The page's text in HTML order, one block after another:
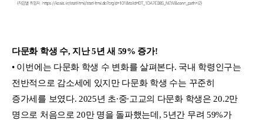
다문화 학생 수, 지난 5년 새 59% 증가!
• 이번에는 다문화 학생 수 변화를 살펴본다. 국내 학령인구는
전반적으로 감소세에 있지만 다문화 학생 수는 꾸준히
증가세를 보였다. 2025년 초∙중∙고교의 다문화 학생은 20.2만
명으로 처음으로 20만 명을 돌파했는데, 5년간 무려 59%가